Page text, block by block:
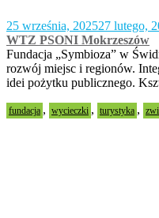
25 września, 202527 lutego,
WTZ PSONI Mokrzeszów
Fundacja „Symbioza” w
rozwój miejsc i regionów.
idei pożytku publicznego.
fundacja , wycieczki , turystyka ,